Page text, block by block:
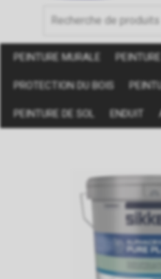
PEINTURE MURALE
PROTECTION DU BOIS
PEINTURE DE SOL ENDUIT